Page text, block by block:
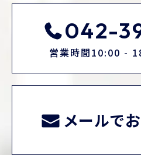
042-
営業時間10:00 -
メールで